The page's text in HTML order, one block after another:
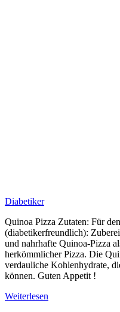
Diabetiker
Quinoa Pizza Zutaten: Für
(diabetikerfreundlich):
und nahrhafte Quinoa-Pizza
herkömmlicher Pizza. Die
verdauliche Kohlenhydrate,
können. Guten Appetit !
Weiterlesen